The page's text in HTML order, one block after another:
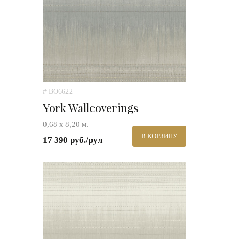
# BO6622
York Wallcoverings
0,68 х 8,20 м.
17 390 руб./рул В КОРЗИНУ